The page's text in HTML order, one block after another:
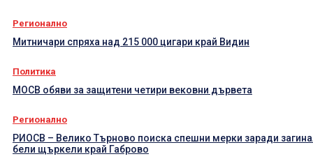
Регионално
Митничари спряха над 215 000 цигари край Видин
Политика
МОСВ обяви за защитени четири вековни дървета
Регионално
РИОСВ – Велико Търново поиска спешни мерки заради
бели щъркели край Габрово